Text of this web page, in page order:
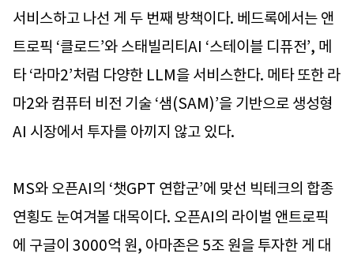
서비스하고 나선 게 두 번째 방책이다. 베드록에서는 앤
트로픽 ‘클로드’와 스태빌리티AI ‘스테이블 디퓨전’, 메
타 ‘라마2’처럼 다양한 LLM을 서비스한다. 메타 또한 라
마2와 컴퓨터 비전 기술 ‘샘(SAM)’을 기반으로 생성형
AI 시장에서 투자를 아끼지 않고 있다.
MS와 오픈AI의 ‘챗GPT 연합군’에 맞선 빅테크의 합종
연횡도 눈여겨볼 대목이다. 오픈AI의 라이벌 앤트로픽
에 구글이 3000억 원, 아마존은 5조 원을 투자한 게 대